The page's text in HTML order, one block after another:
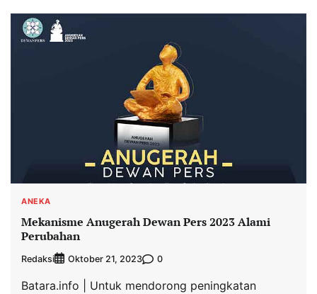
ANEKA
Mekanisme Anugerah Dewan Pers 2023 Alami
Perubahan
Redaksi Oktober 21, 2023 0
Batara.info | Untuk mendorong peningkatan